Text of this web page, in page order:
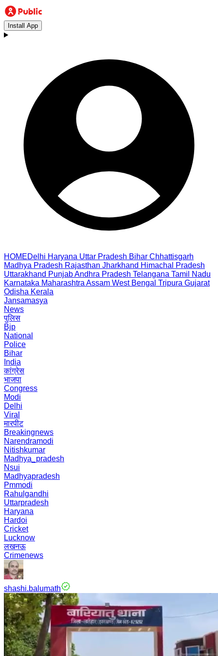
Install App
HOMEDelhi Haryana Uttar Pradesh Bihar Chhattisgarh
Madhya Pradesh Rajasthan Jharkhand Himachal Pradesh
Uttarakhand PunjabAndhra Pradesh Telangana Tamil Nadu
Karnataka Maharashtra Assam West Bengal Tripura Gujarat
Odisha Kerala
Jansamasya
News
पुलिस
Bjp
National
Police
Bihar
India
कांग्रेस
भाजपा
Congress
Modi
Delhi
Viral
मारपीट
Breakingnews
Narendramodi
Nitishkumar
Madhya_pradesh
Nsui
Madhyapradesh
Pmmodi
Rahulgandhi
Uttarpradesh
Haryana
Hardoi
Cricket
Lucknow
लखनऊ
Crimenews
shashi.balumath